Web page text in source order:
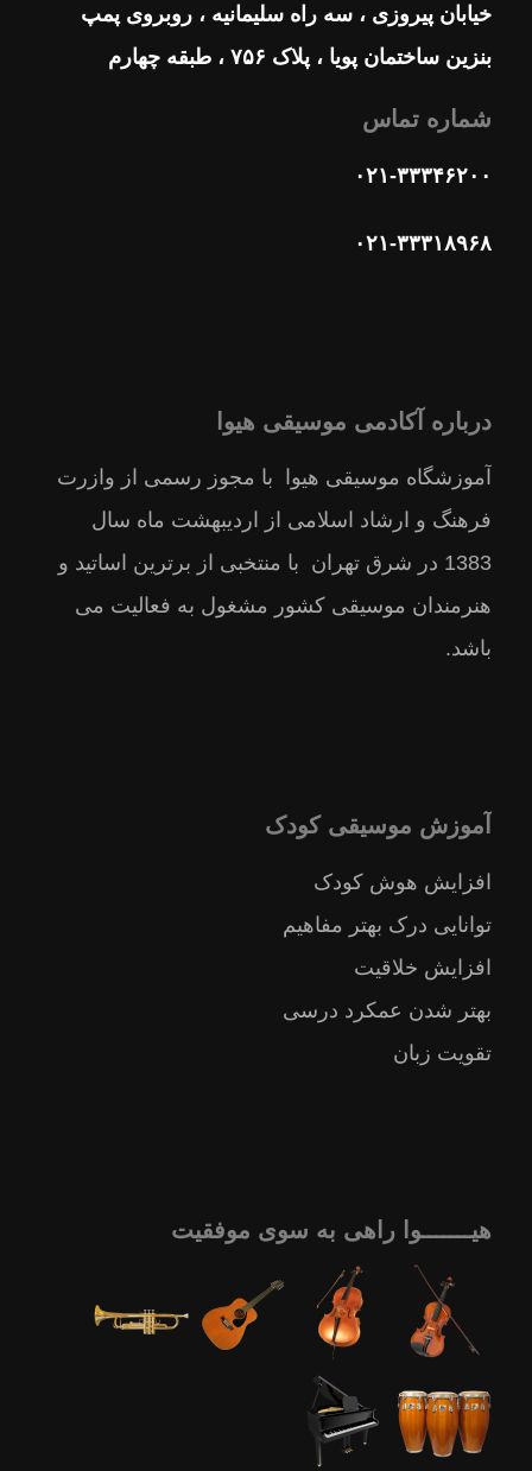
خیابان پیروزی ، سه راه سلیمانیه ، روبروی پمپ
بنزین ساختمان پویا ، پلاک ۷۵۶ ، طبقه چهارم
شماره تماس
۰۲۱-۳۳۳۴۶۲۰۰
۰۲۱-۳۳۳۱۸۹۶۸
درباره آکادمی موسیقی هیوا
آموزشگاه موسیقی هیوا با مجوز رسمى از وازرت
فرهنگ و ارشاد اسلامى از ارديبهشت ماه سال
1383 در شرق تهران با منتخبى از برترين اساتيد و
هنرمندان موسيقى كشور مشغول به فعالیت می
باشد.
آموزش موسیقی کودک
افزایش هوش کودک
توانایی درک بهتر مفاهیم
افزایش خلاقیت
بهتر شدن عمکرد درسی
تقویت زبان
هیـــــــوا راهی به سوی موفقیت